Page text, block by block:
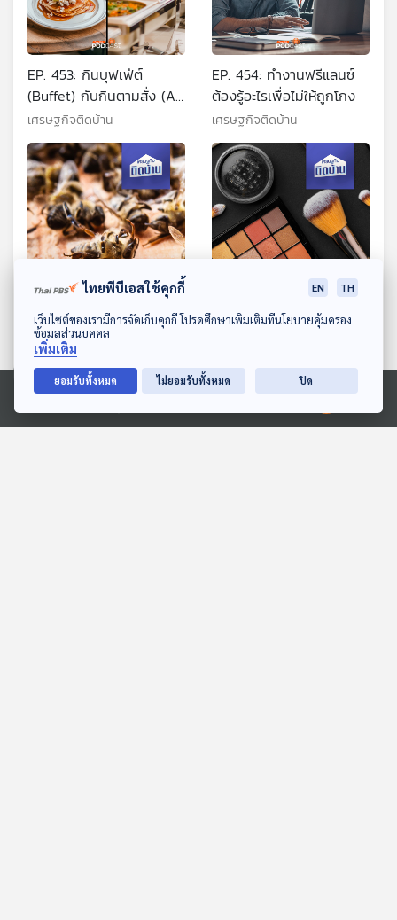
ดาวน์โหลด Thai PBS Podcast Application
Ⓒ 2020 องค์การกระจายเสียงและแพร่ภาพสาธารณะแห่งประเทศไทย
EP. 453: กินบุฟเฟ่ต์
(Buffet) กับกินตามสั่ง (A
La Carte) กินแบบไหนคุ้ม
กว่ากัน
เศรษฐกิจติดบ้าน
EP. 454: ทำงานฟรีแลนซ์
ต้องรู้อะไรเพื่อไม่ให้ถูกโกง
เศรษฐกิจติดบ้าน
EP. 455: ผึ้งตาย หายนะ
ความมั่นคงด้านอาหารจาก
ภาวะโลกเดือด
เศรษฐกิจติดบ้าน
EP. 456: เรื่องอะไรจำเป็น
เศรษฐกิจติดบ้าน
ไทยพีบีเอสใช้คุกกี้ EN TH
เว็บไซต์ของเรามีการจัดเก็บคุกกี้ โปรดศึกษาเพิ่มเติมที่นโยบายคุ้มครอง
ข้อมูลส่วนบุคคล
เพิ่มเติม
ยอมรับทั้งหมด ไม่ยอมรับทั้งหมด ปิด